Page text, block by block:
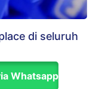
di seluruh
Whatsapp